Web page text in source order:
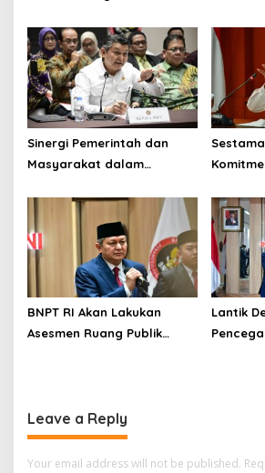
Sinergi Pemerintah dan
Masyarakat dalam
Ciptakan Situasi Keamanan
yang Semakin Baik
BNPT RI Akan Lakukan
Asesmen Ruang Publik
Lantik
Leave a Reply
Your email address will not be published.